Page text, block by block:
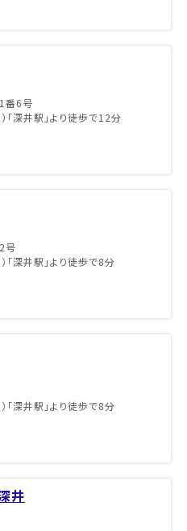
番6号
「深井駅」より徒歩で12分
号
「深井駅」より徒歩で8分
「深井駅」より徒歩で8分
井